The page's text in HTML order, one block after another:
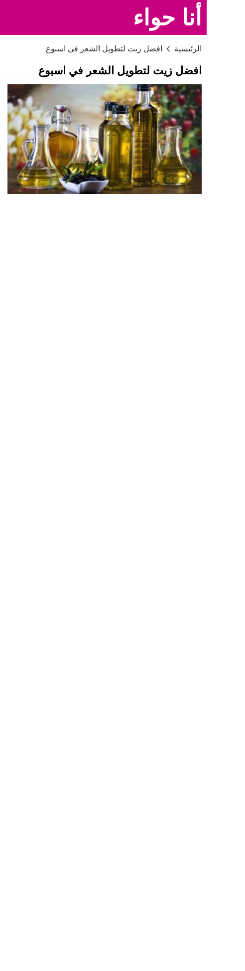
أنا حواء
الرئيسية افضل زيت لتطويل الشعر في اسبوع
افضل زيت لتطويل الشعر في اسبوع